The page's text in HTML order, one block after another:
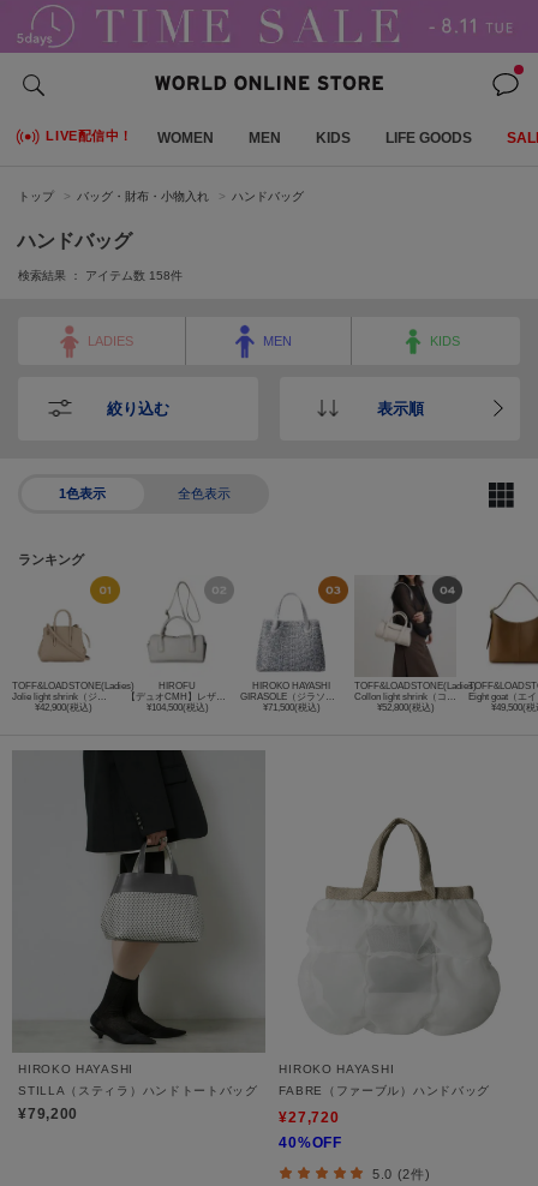
LIVE配信中！ WOMEN MEN KIDS LIFE GOODS
トップ バッグ・財布・小物入れ ハンドバッグ
ハンドバッグ
検索結果 ： アイテム数 158件
LADIES MEN KIDS
絞り込む 表示順
1色表示 全色表示
ランキング
TOFF&LOADSTONE(Ladies)
¥42,900(税込)
HIROFU
¥104,500(税込)
HIROKO HAYASHI
¥71,500(税込)
TOFF&LOADSTONE(Ladies)
¥52,800(税込)
¥49,500(税
HIROKO HAYASHI
STILLA（スティラ）ハンドトートバッグ
¥79,200
HIROKO HAYASHI
FABRE（ファーブル）ハンドバッグ
¥27,720
40%OFF
5.0 (2件)